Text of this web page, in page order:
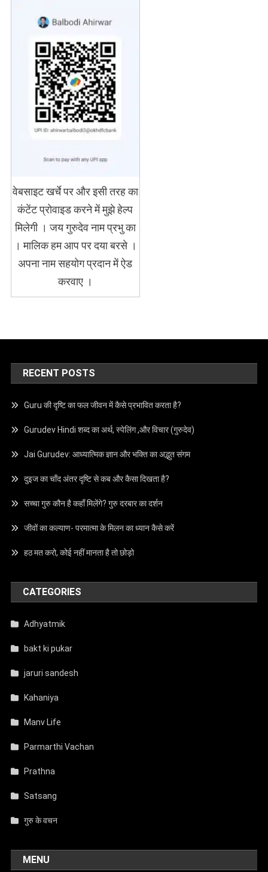
वेबसाइट खर्चे पर और इसी तरह का
कंटेंट प्रोवाइड करने में मुझे हेल्प
मिलेगी । जय गुरुदेव नाम प्रभु का
। मालिक हम आप पर दया बरसे ।
अपना नाम सहयोग प्रदान में ऐड
करवाए ।
RECENT POSTS
Guru की दृष्टि का फल जीवन में कैसे प्रभावित करता है?
Gurudev Hindi शब्द का अर्थ, स्पेलिंग ,और विचार (गुरुदेव)
Jai Gurudev: आध्यात्मिक ज्ञान और भक्ति का अद्भुत संगम
दुइज का चाँद अंतर दृष्टि से कब और कैसा दिखता है?
सच्चा गुरु कौन है कहाँ मिलेंगे? गुरु दरबार का दर्शन
जीवों का कल्याण- परमात्मा के मिलन का ध्यान कैसे करें
हठ मत करो, कोई नहीं मानता है तो छोड़ो
CATEGORIES
Adhyatmik
bakt ki pukar
jaruri sandesh
Kahaniya
Manv Life
Parmarthi Vachan
Prathna
Satsang
गुरु के वचन
MENU